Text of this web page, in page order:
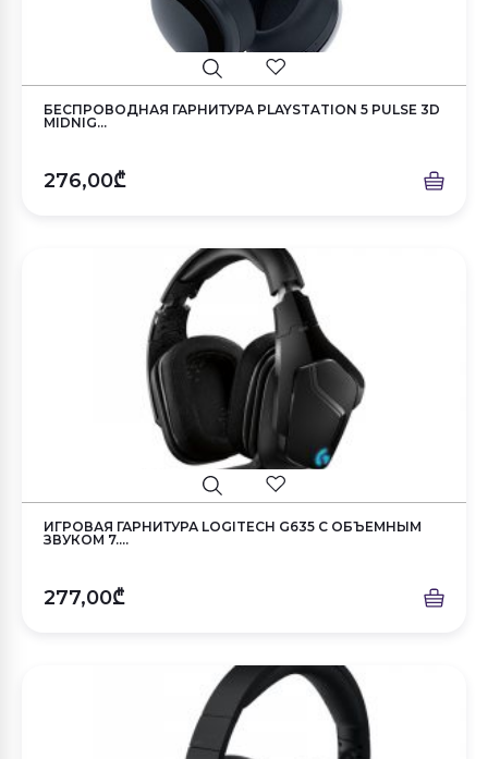
БЕСПРОВОДНАЯ ГАРНИТУРА PLAYSTATION 5 PULSE 3D
MIDNIG...
276,00₾
ИГРОВАЯ ГАРНИТУРА LOGITECH G635 С ОБЪЕМНЫМ
ЗВУКОМ 7....
277,00₾